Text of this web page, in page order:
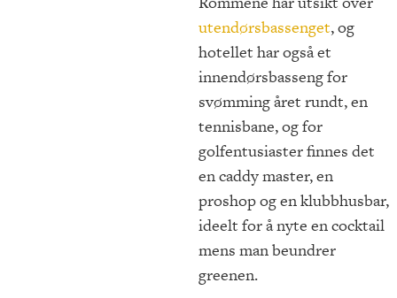
utendørsbassenget, og
hotellet har også et
innendørsbasseng for
svømming året rundt, en
tennisbane, og for
golfentusiaster finnes det
en caddy master, en
proshop og en klubbhusbar,
ideelt for å nyte en cocktail
mens man beundrer
greenen.